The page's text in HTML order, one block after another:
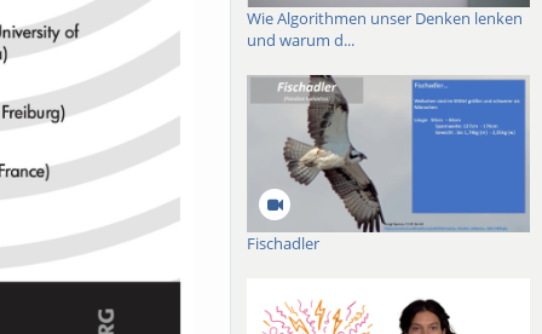
Wie Algorithmen unser Denken lenken
und warum d...
Fischadler